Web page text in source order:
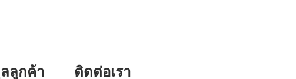
ลูกค้า ติดต่อเรา